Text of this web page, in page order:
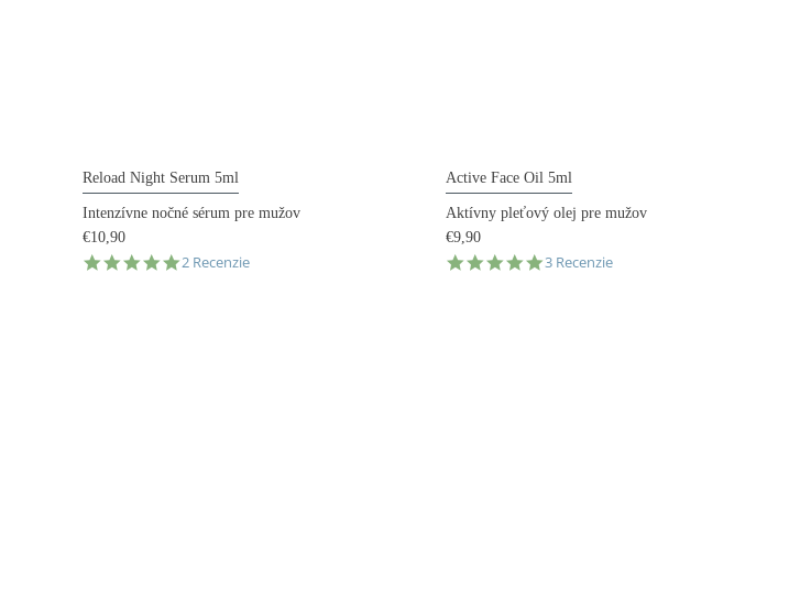
Reload Night Serum 5ml
Intenzívne nočné sérum pre mužov
€10,90
5.0
2 Recenzie
Active Face Oil 5ml
Aktívny pleťový olej pre mužov
€9,90
5.0
3 Recenzie